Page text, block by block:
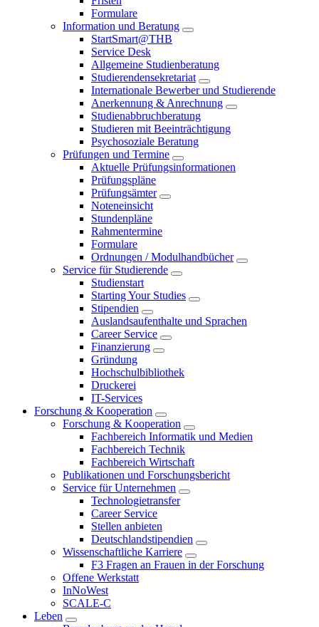
Formulare
Information und Beratung
StartSmart@THB
Service Desk
Allgemeine Studienberatung
Studierendensekretariat
Internationale Bewerber und Studierende
Anerkennung & Anrechnung
Studienabbruchberatung
Studieren mit Beeinträchtigung
Psychosoziale Beratung
Prüfungen und Termine
Aktuelle Prüfungsinformationen
Prüfungspläne
Prüfungsämter
Noteneinsicht
Stundenpläne
Rahmentermine
Formulare
Ordnungen / Modulhandbücher
Service für Studierende
Studienstart
Starting Your Studies
Stipendien
Auslandsaufenthalte und Sprachen
Career Service
Finanzierung
Gründung
Hochschulbibliothek
Druckerei
IT-Services
Forschung & Kooperation
Forschung & Kooperation
Fachbereich Informatik und Medien
Fachbereich Technik
Fachbereich Wirtschaft
Publikationen und Forschungsbericht
Service für Unternehmen
Technologietransfer
Career Service
Stellen anbieten
Deutschlandstipendien
Wissenschaftliche Karriere
F3 Fragen an Frauen in der Forschung
Offene Werkstatt
InNoWest
SCALE-C
Leben